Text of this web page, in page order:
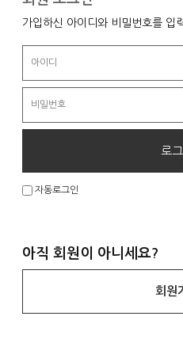
가입하신 아이디와 비밀번호를 입
로
자동로그인
아직 회원이 아니세요?
회원